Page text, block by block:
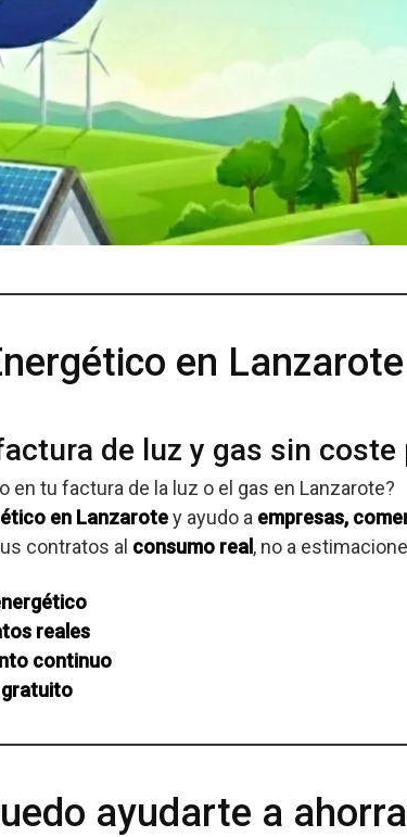
en Lanzarote
de luz y gas sin coste
en tu factura de la luz o el gas en Lanzarote?
en Lanzarotey ayudo a empresas,
contratos al consumo real, no a
reales
continuo
gratuito
ayudarte a